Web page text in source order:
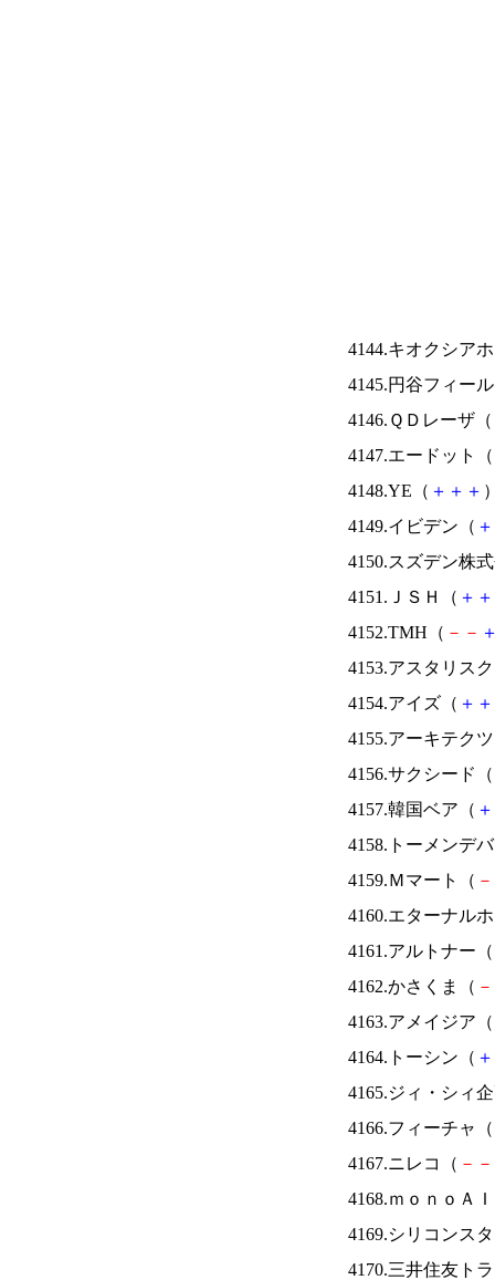
4144.キオクシア
4145.円谷フィー
4146.ＱＤレーザ（
4147.エードット（
4148.YE（ ＋ ＋ ＋
4149.イビデン（ ＋
4150.スズデン株
4151.ＪＳＨ（ ＋ ＋
4152.TMH（ － －
4153.アスタリス
4154.アイズ（ ＋ ＋
4155.アーキテク
4156.サクシード（
4157.韓国ベア（ ＋
4158.トーメンデ
4159.Ｍマート（ －
4160.エターナル
4161.アルトナー（
4162.かさくま（ －
4163.アメイジア（
4164.トーシン（ ＋
4165.ジィ・シィ
4166.フィーチャ（
4167.ニレコ（ － －
4168.ｍｏｎｏＡ
4169.シリコンス
4170.三井住友ト